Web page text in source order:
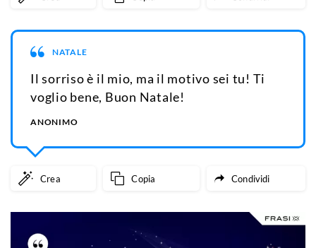
NATALE
Il sorriso è il mio, ma il motivo sei tu! Ti
voglio bene, Buon Natale!
ANONIMO
Crea Copia Condividi